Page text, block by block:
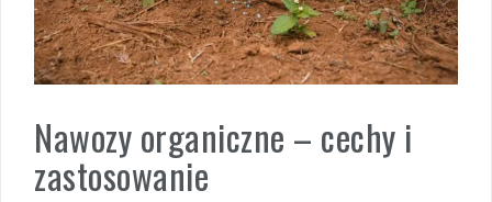
Nawozy organiczne – cechy i
zastosowanie